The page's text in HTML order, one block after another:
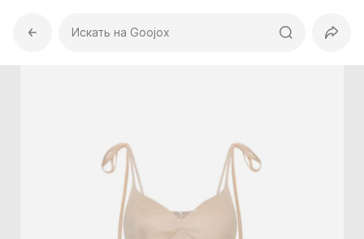
Искать на Goojox